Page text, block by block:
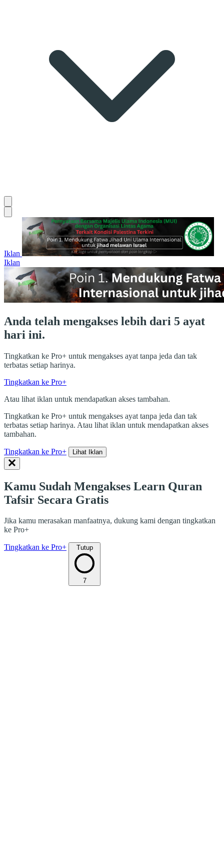
Iklan
Iklan
Anda telah mengakses lebih dari 5 ayat
hari ini.
Tingkatkan ke Pro+ untuk mengakses ayat tanpa jeda dan tak
terbatas setiap harinya.
Tingkatkan ke Pro+
Atau lihat iklan untuk mendapatkan akses tambahan.
Tingkatkan ke Pro+ untuk mengakses ayat tanpa jeda dan tak
terbatas setiap harinya. Atau lihat iklan untuk mendapatkan akses
tambahan.
Tingkatkan ke Pro+ Lihat Iklan
Kamu Sudah Mengakses Learn Quran
Tafsir Secara Gratis
Jika kamu merasakan manfaatnya, dukung kami dengan tingkatkan
ke Pro+
Tingkatkan ke Pro+ Tutup
7